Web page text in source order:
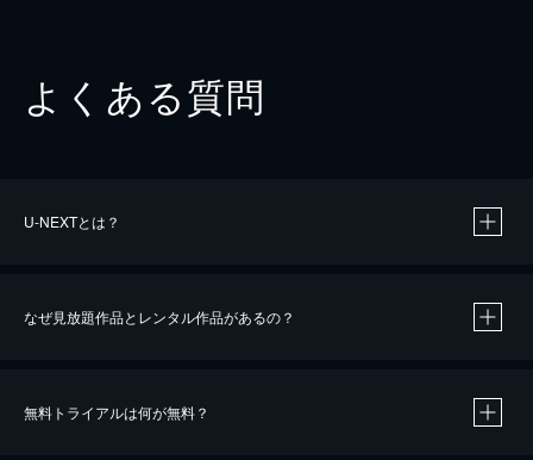
よくある質問
U-NEXTとは？
なぜ見放題作品とレンタル作品があるの？
無料トライアルは何が無料？